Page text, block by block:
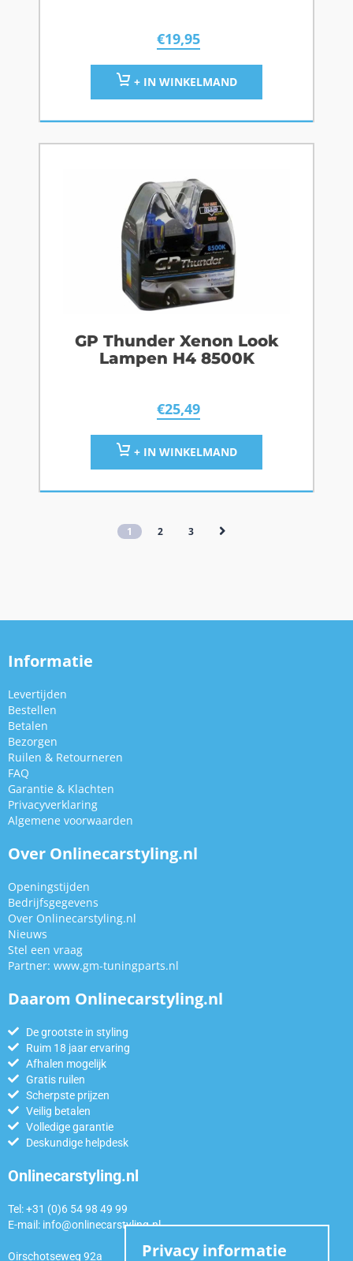
€19,95
+ IN WINKELMAND
GP Thunder Xenon Look
Lampen H4 8500K
€25,49
+ IN WINKELMAND
1 2 3
Informatie
Levertijden
Bestellen
Betalen
Bezorgen
Ruilen & Retourneren
FAQ
Garantie & Klachten
Privacyverklaring
Algemene voorwaarden
Over Onlinecarstyling.nl
Openingstijden
Bedrijfsgegevens
Over Onlinecarstyling.nl
Nieuws
Stel een vraag
Partner: www.gm-tuningparts.nl
Daarom Onlinecarstyling.nl
De grootste in styling
Ruim 18 jaar ervaring
Afhalen mogelijk
Gratis ruilen
Scherpste prijzen
Veilig betalen
Volledige garantie
Deskundige helpdesk
Onlinecarstyling.nl
Tel: +31 (0)6 54 98 49 99
E-mail: info@onlinecarstyling.nl
Oirschotseweg 92a Privacy informatie